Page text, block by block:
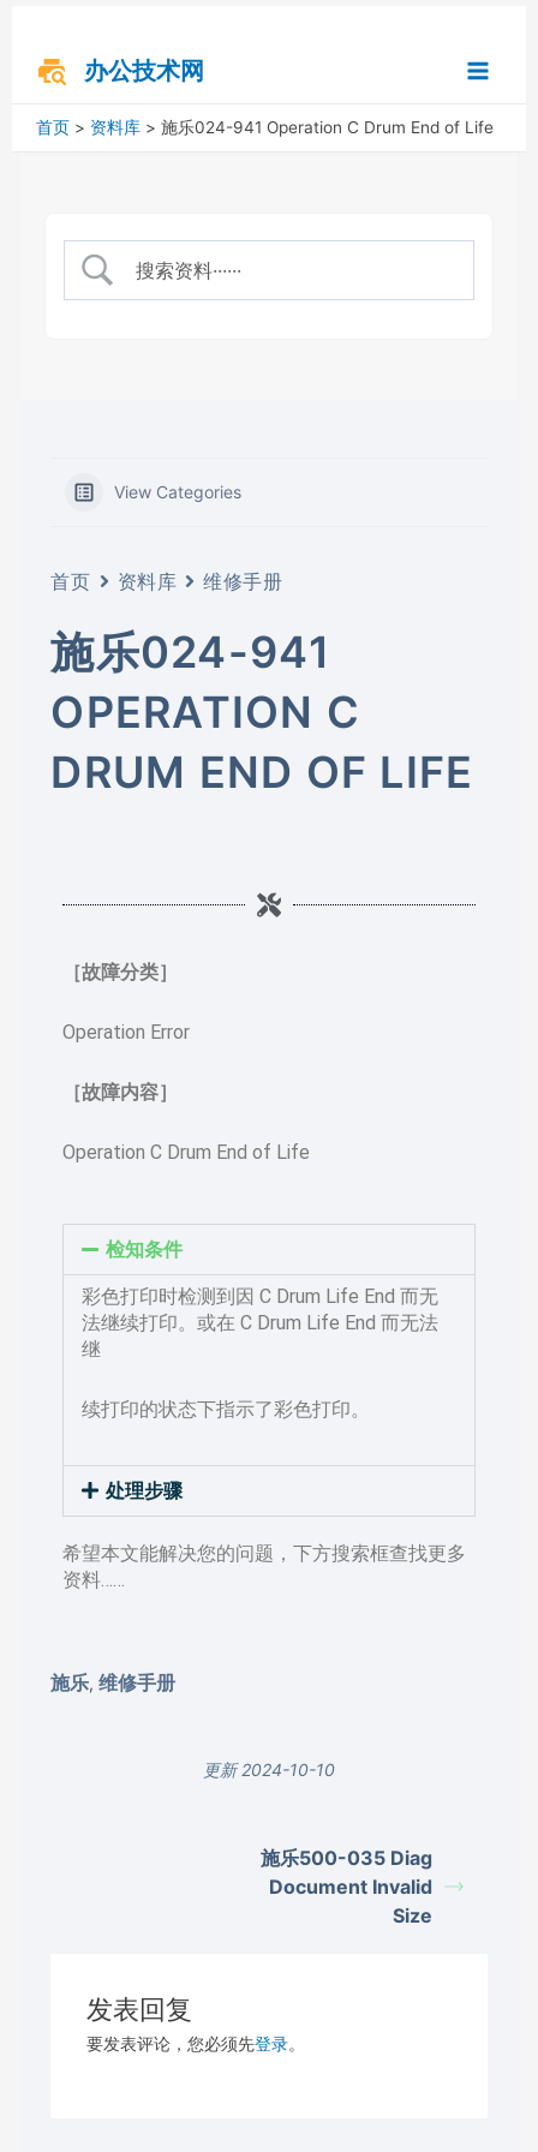
办公技术网
Menu
首页 资料库 施乐024-941 Operation C Drum End of Life
View Categories
首页 资料库 维修手册
施乐024-941
OPERATION C
DRUM END OF LIFE
［故障分类］
Operation Error
［故障内容］
Operation C Drum End of Life
检知条件
彩色打印时检测到因 C Drum Life End 而无
法继续打印。或在 C Drum Life End 而无法
继
续打印的状态下指示了彩色打印。
处理步骤
希望本文能解决您的问题，下方搜索框查找更多
资料……
施乐,维修手册
更新 2024-10-10
施乐500-035 Diag
Document Invalid
Size
发表回复
要发表评论，您必须先登录。